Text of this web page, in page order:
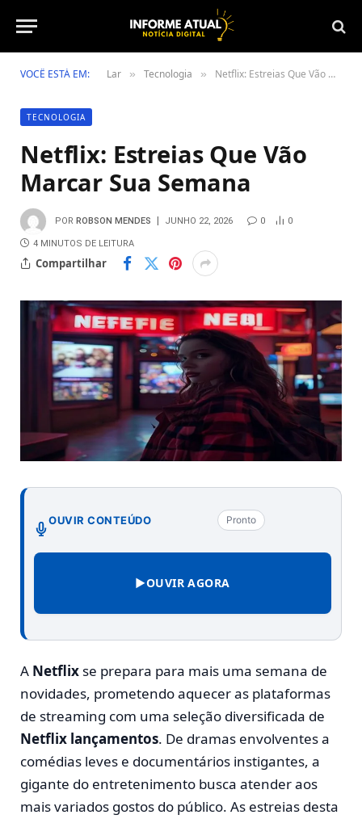
VOCÊ ESTÁ EM: Lar » Tecnologia » Netflix: Estreias Que Vão Marcar Sua Semana
TECNOLOGIA
Netflix: Estreias Que Vão
Marcar Sua Semana
POR ROBSON MENDES JUNHO 22, 2026 0 0
4 MINUTOS DE LEITURA
Compartilhar
OUVIR CONTEÚDO Pronto
▶OUVIR AGORA
A Netflix se prepara para mais uma semana de
novidades, prometendo aquecer as plataformas
de streaming com uma seleção diversificada de
Netflix lançamentos. De dramas envolventes a
comédias leves e documentários instigantes, a
gigante do entretenimento busca atender aos
mais variados gostos do público. As estreias desta